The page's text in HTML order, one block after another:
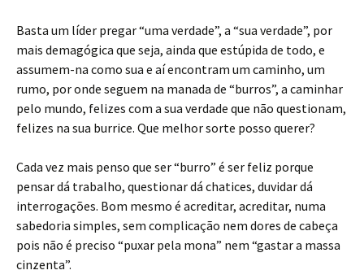
Basta um líder pregar “uma verdade”, a “sua verdade”, por
mais demagógica que seja, ainda que estúpida de todo, e
assumem-na como sua e aí encontram um caminho, um
rumo, por onde seguem na manada de “burros”, a caminhar
pelo mundo, felizes com a sua verdade que não questionam,
felizes na sua burrice. Que melhor sorte posso querer?
Cada vez mais penso que ser “burro” é ser feliz porque
pensar dá trabalho, questionar dá chatices, duvidar dá
interrogações. Bom mesmo é acreditar, acreditar, numa
sabedoria simples, sem complicação nem dores de cabeça
pois não é preciso “puxar pela mona” nem “gastar a massa
cinzenta”.